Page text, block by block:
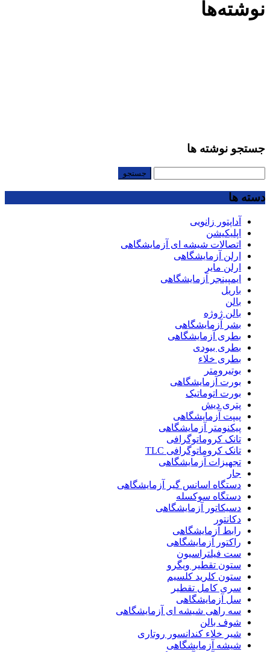
نوشته‌ها
جستجو نوشته ها
دسته ها
آداپتور زانویی
اپلیکیشن
اتصالات شیشه ای آزمایشگاهی
ارلن آزمایشگاهی
ارلن مایر
ایمپینجر آزمایشگاهی
باریل
بالن
بالن ژوژه
بشر آزمایشگاهی
بطری آزمایشگاهی
بطری بیودی
بطری خلاء
بوتیرومتر
بورت آزمایشگاهی
بورت اتوماتیک
پتری دیش
پیپت آزمایشگاهی
پیکنومتر آزمایشگاهی
تانک کروماتوگرافی
تانک کروماتوگرافی TLC
تجهیزات آزمایشگاهی
جار
دستگاه اسانس گیر آزمایشگاهی
دستگاه سوکسله
دسیکاتور آزمایشگاهی
دکانتور
رابط آزمایشگاهی
راکتور آزمایشگاهی
ست فیلتراسیون
ستون تقطیر ویگرو
ستون کلرید کلسیم
سری کامل تقطیر
سل آزمایشگاهی
سه راهی شیشه ای آزمایشگاهی
شوف بالن
شیر خلاء کندانسور روتاری
شیشه آزمایشگاهی